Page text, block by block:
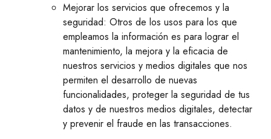
Mejorar los servicios que ofrecemos y la
seguridad: Otros de los usos para los que
empleamos la información es para lograr el
mantenimiento, la mejora y la eficacia de
nuestros servicios y medios digitales que nos
permiten el desarrollo de nuevas
funcionalidades, proteger la seguridad de tus
datos y de nuestros medios digitales, detectar
y prevenir el fraude en las transacciones.